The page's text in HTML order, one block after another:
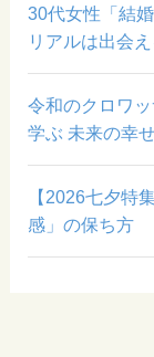
30代女性「結
リアルは出会
令和のクロワ
学ぶ 未来の幸
【2026七夕特
感」の保ち方